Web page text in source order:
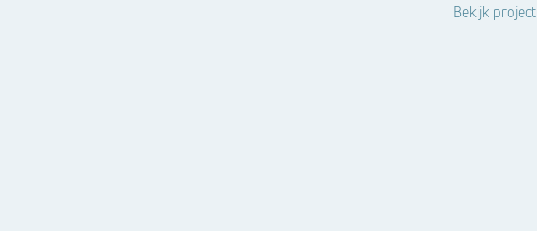
Bekijk project